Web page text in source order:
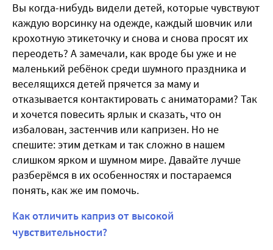
Вы когда-нибудь видели детей, которые чувствуют
каждую ворсинку на одежде, каждый шовчик или
крохотную этикеточку и снова и снова просят их
переодеть? А замечали, как вроде бы уже и не
маленький ребёнок среди шумного праздника и
веселящихся детей прячется за маму и
отказывается контактировать с аниматорами? Так
и хочется повесить ярлык и сказать, что он
избалован, застенчив или капризен. Но не
спешите: этим деткам и так сложно в нашем
слишком ярком и шумном мире. Давайте лучше
разберёмся в их особенностях и постараемся
понять, как же им помочь.
Как отличить каприз от высокой
чувствительности?